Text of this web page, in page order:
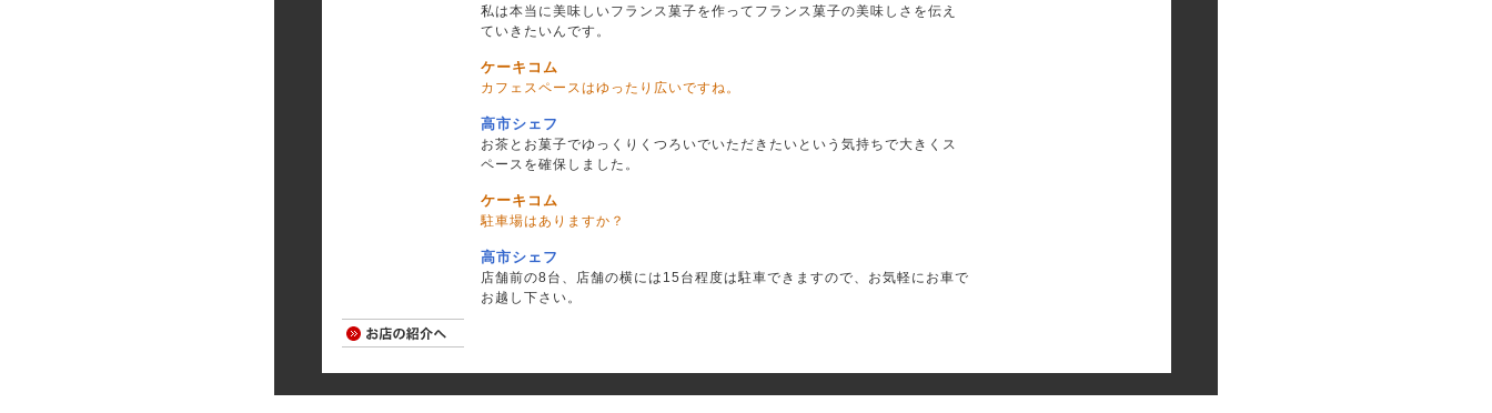
私は本当に美味しいフランス菓子を作ってフランス菓子の美味しさを伝え
ていきたいんです。
ケーキコム
カフェスペースはゆったり広いですね。
高市シェフ
お茶とお菓子でゆっくりくつろいでいただきたいという気持ちで大きくス
ペースを確保しました。
ケーキコム
駐車場はありますか？
高市シェフ
店舗前の8台、店舗の横には15台程度は駐車できますので、お気軽にお車で
お越し下さい。